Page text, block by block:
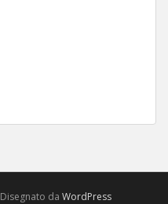
Disegnato da WordPress